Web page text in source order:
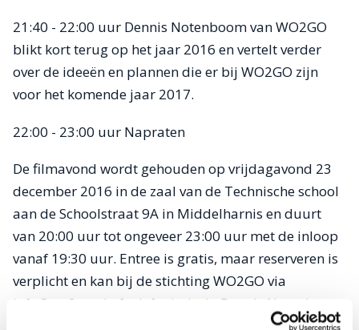
21:40 - 22:00 uur Dennis Notenboom van WO2GO
blikt kort terug op het jaar 2016 en vertelt verder
over de ideeën en plannen die er bij WO2GO zijn
voor het komende jaar 2017.
22:00 - 23:00 uur Napraten
De filmavond wordt gehouden op vrijdagavond 23
december 2016 in de zaal van de Technische school
aan de Schoolstraat 9A in Middelharnis en duurt
van 20:00 uur tot ongeveer 23:00 uur met de inloop
vanaf 19:30 uur. Entree is gratis, maar reserveren is
verplicht en kan bij de stichting WO2GO via
info@wo2go.nl of telefonisch via Dennis Notenboom